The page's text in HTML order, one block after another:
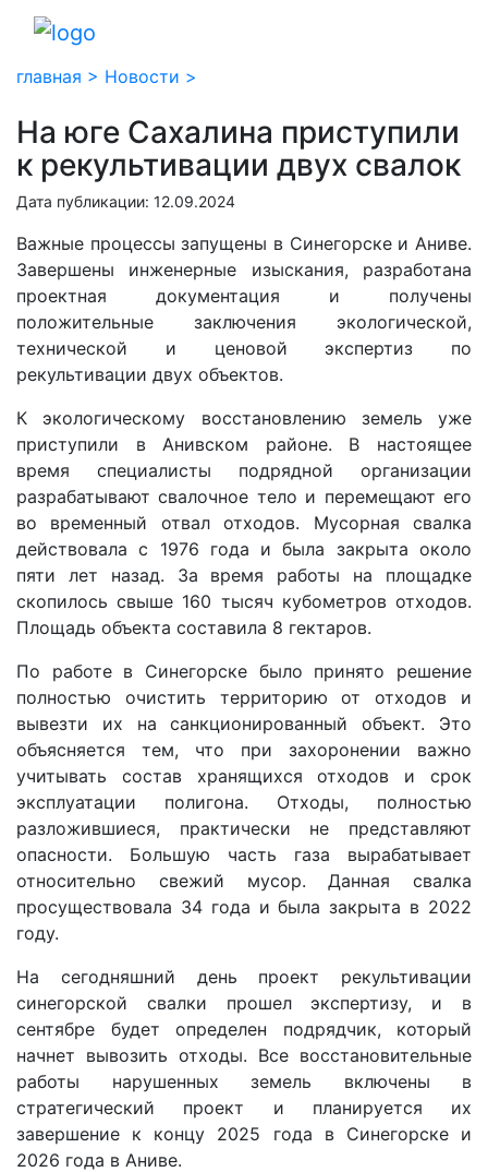
главная > Новости >
На юге Сахалина приступили
к рекультивации двух свалок
Дата публикации: 12.09.2024
Важные процессы запущены в Синегорске и Аниве.
Завершены инженерные изыскания, разработана
проектная документация и получены
положительные заключения экологической,
технической и ценовой экспертиз по
рекультивации двух объектов.
К экологическому восстановлению земель уже
приступили в Анивском районе. В настоящее
время специалисты подрядной организации
разрабатывают свалочное тело и перемещают его
во временный отвал отходов. Мусорная свалка
действовала с 1976 года и была закрыта около
пяти лет назад. За время работы на площадке
скопилось свыше 160 тысяч кубометров отходов.
Площадь объекта составила 8 гектаров.
По работе в Синегорске было принято решение
полностью очистить территорию от отходов и
вывезти их на санкционированный объект. Это
объясняется тем, что при захоронении важно
учитывать состав хранящихся отходов и срок
эксплуатации полигона. Отходы, полностью
разложившиеся, практически не представляют
опасности. Большую часть газа вырабатывает
относительно свежий мусор. Данная свалка
просуществовала 34 года и была закрыта в 2022
году.
На сегодняшний день проект рекультивации
синегорской свалки прошел экспертизу, и в
сентябре будет определен подрядчик, который
начнет вывозить отходы. Все восстановительные
работы нарушенных земель включены в
стратегический проект и планируется их
завершение к концу 2025 года в Синегорске и
2026 года в Аниве.